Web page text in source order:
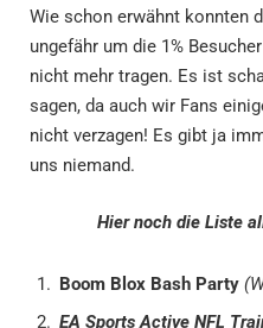
Wie schon erwähnt konnten
ungefähr um die 1%
nicht mehr tragen. Es ist
sagen, da auch wir Fans
nicht verzagen! Es gibt ja
uns niemand.
Hier noch die Liste
Boom Blox Bash Party
EA Sports Active NFL